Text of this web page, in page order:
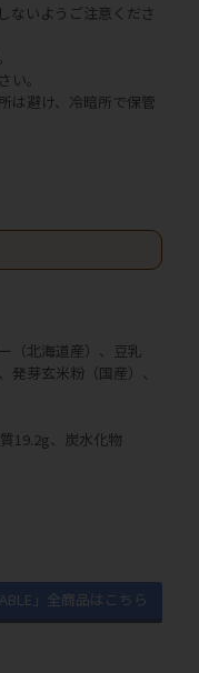
ないようご注意くださ
。
は避け、冷暗所で保管
（北海道産）、豆乳
発芽玄米粉（国産）、
19.2g、炭水化物
」全商品はこちら